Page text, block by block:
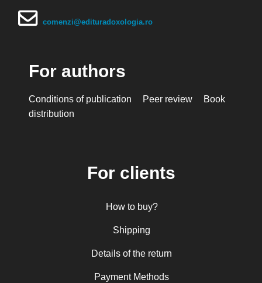
comenzi@edituradoxologia.ro
For authors
Conditions of publication Peer review
Book
distribution
For clients
How to buy?
Shipping
Details of the return
Payment Methods